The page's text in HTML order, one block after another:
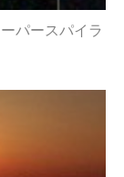
パースパイラ